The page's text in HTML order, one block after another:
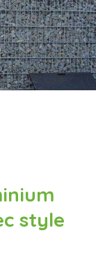
style